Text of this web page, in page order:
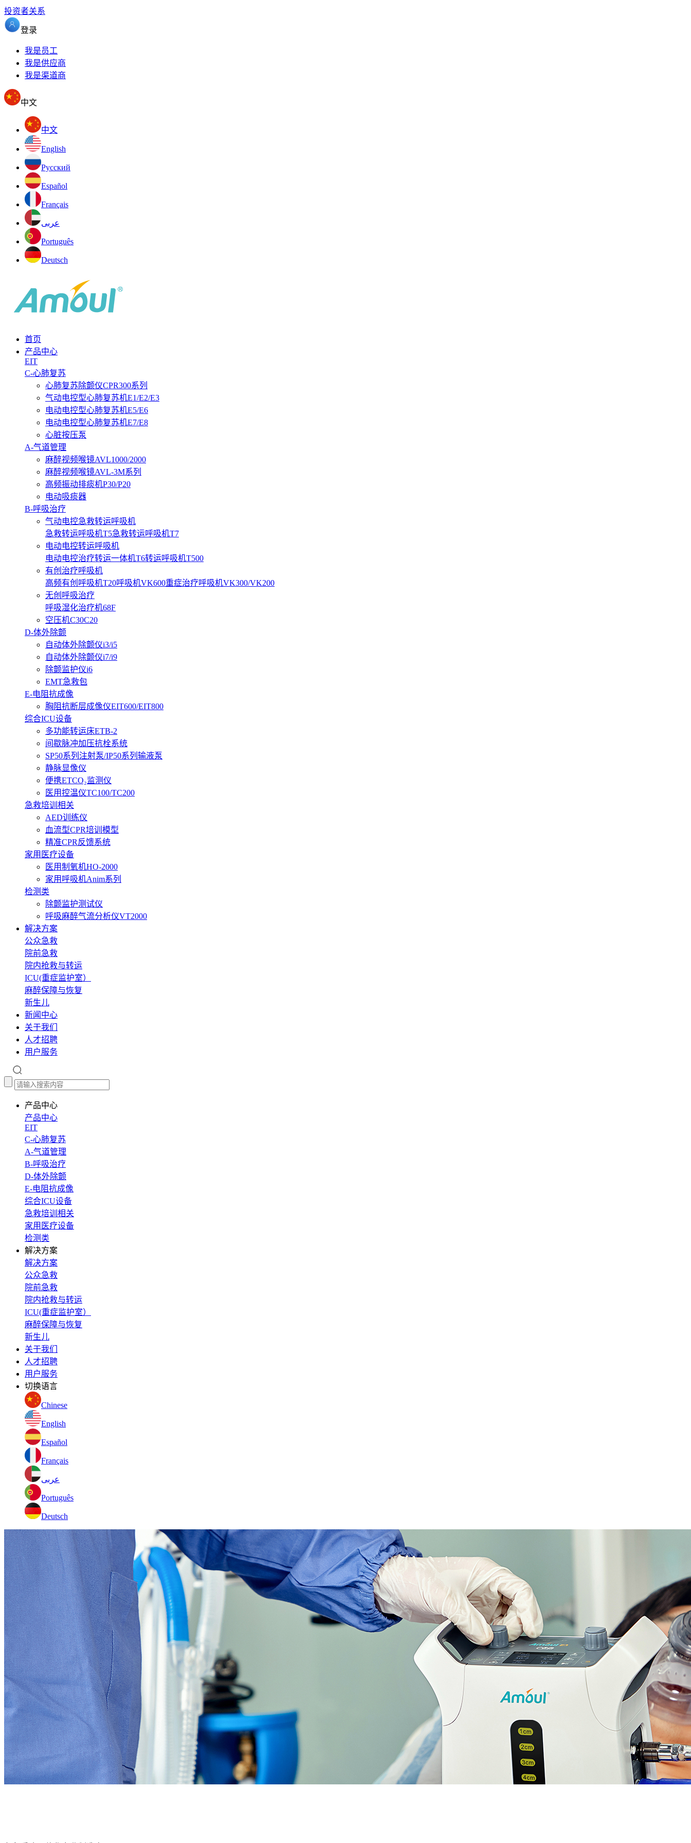
投资者关系
登录
我是员工
我是供应商
我是渠道商
中文
中文
English
Pусский
Español
Français
عربى
Português
Deutsch
首页
产品中心
EIT
C-心肺复苏
心肺复苏除颤仪CPR300系列
气动电控型心肺复苏机E1/E2/E3
电动电控型心肺复苏机E5/E6
电动电控型心肺复苏机E7/E8
心脏按压泵
A-气道管理
麻醉视频喉镜AVL1000/2000
麻醉视频喉镜AVL-3M系列
高频振动排痰机P30/P20
电动吸痰器
B-呼吸治疗
气动电控急救转运呼吸机
急救转运呼吸机T5急救转运呼吸机T7
电动电控转运呼吸机
电动电控治疗转运一体机T6转运呼吸机T500
有创治疗呼吸机
高频有创呼吸机T20呼吸机VK600重症治疗呼吸机VK300/VK200
无创呼吸治疗
呼吸湿化治疗机68F
空压机C30C20
D-体外除颤
自动体外除颤仪i3/i5
自动体外除颤仪i7/i9
除颤监护仪i6
EMT急救包
E-电阻抗成像
胸阻抗断层成像仪EIT600/EIT800
综合ICU设备
多功能转运床ETB-2
间歇脉冲加压抗栓系统
SP50系列注射泵/IP50系列输液泵
静脉显像仪
便携ETCO₂监测仪
医用控温仪TC100/TC200
急救培训相关
AED训练仪
血流型CPR培训模型
精准CPR反馈系统
家用医疗设备
医用制氧机HO-2000
家用呼吸机Anim系列
检测类
除颤监护测试仪
呼吸麻醉气流分析仪VT2000
解决方案
公众急救
院前急救
院内抢救与转运
ICU(重症监护室）
麻醉保障与恢复
新生儿
新闻中心
关于我们
人才招聘
用户服务
产品中心
产品中心
EIT
C-心肺复苏
A-气道管理
B-呼吸治疗
D-体外除颤
E-电阻抗成像
综合ICU设备
急救培训相关
家用医疗设备
检测类
解决方案
解决方案
公众急救
院前急救
院内抢救与转运
ICU(重症监护室）
麻醉保障与恢复
新生儿
关于我们
人才招聘
用户服务
切换语言
Chinese
English
Español
Français
عربى
Português
Deutsch